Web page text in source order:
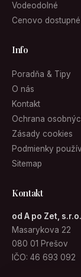
Vodeodolné
Cenovo
Info
Poradňa & Tipy
O nás
Kontakt
Ochrana
Zásady cookies
Podmienky
Sitemap
Kontakt
od A po Zet, s.r.o.
Masarykova 22
080 01 Prešov
IČO: 46 693 092